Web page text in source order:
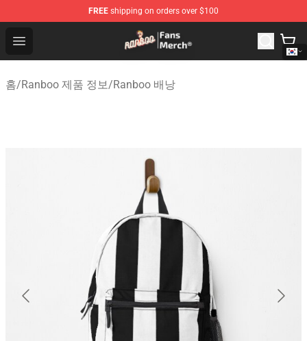
FREE shipping on orders over $100
Open menu
Ranboo Store - Official Ranboo Merchandise Shop
홈/Ranboo 제품 정보/Ranboo 배낭